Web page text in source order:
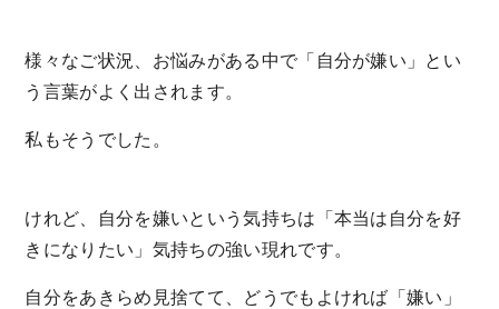
様々なご状況、お悩みがある中で「自分が嫌い」とい
う言葉がよく出されます。
私もそうでした。
けれど、自分を嫌いという気持ちは「本当は自分を好
きになりたい」気持ちの強い現れです。
自分をあきらめ見捨てて、どうでもよければ「嫌い」